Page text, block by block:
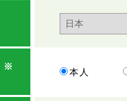
※
本人